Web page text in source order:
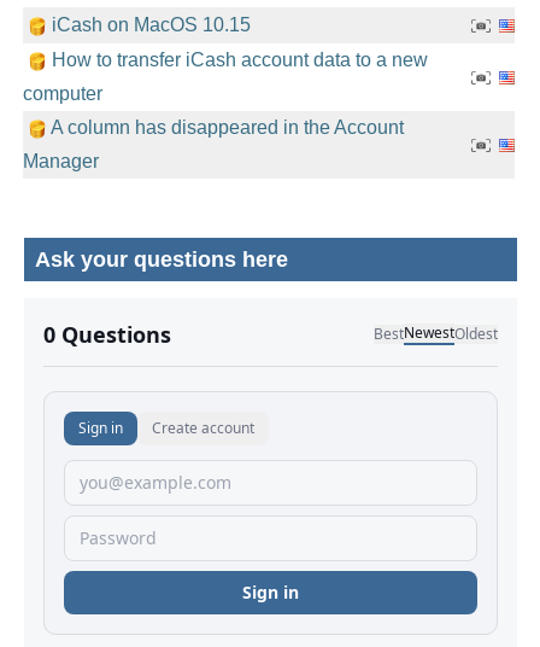
iCash on MacOS 10.15
How to transfer iCash account data to a new
computer
A column has disappeared in the Account
Manager
Ask your questions here
No comments yet.